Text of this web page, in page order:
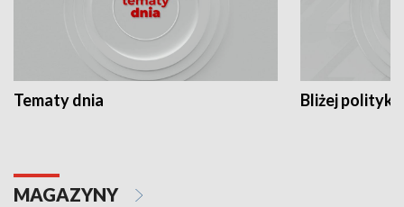
Tematy dnia Bliżej polityki
MAGAZYNY